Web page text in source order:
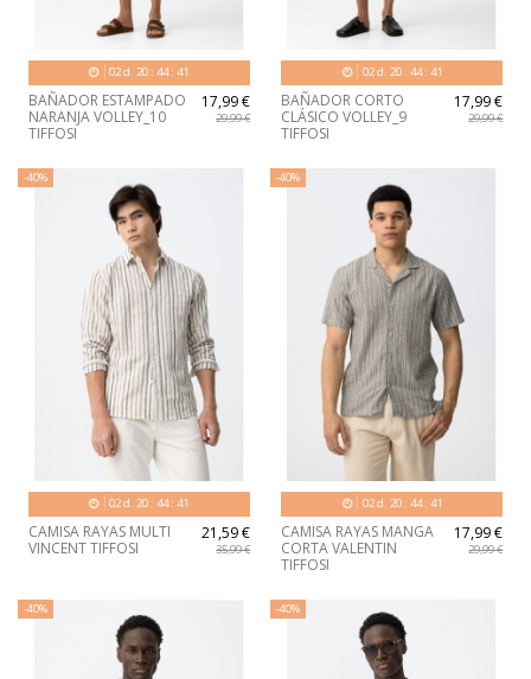
02d. 20 :44:40
BAÑADOR ESTAMPADO
NARANJA VOLLEY_10
TIFFOSI
17,99 €
29,99 €
02d. 20: 44: 40
BAÑADOR CORTO
CLÁSICO VOLLEY_9
TIFFOSI
17,99 €
29,99 €
-40%
02d. 20 :44:40
CAMISA RAYAS MULTI
VINCENT TIFFOSI
21,59 €
35,99 €
-40%
02d. 20: 44: 40
CAMISA RAYAS MANGA
CORTA VALENTIN
TIFFOSI
17,99 €
29,99 €
-40% -40%